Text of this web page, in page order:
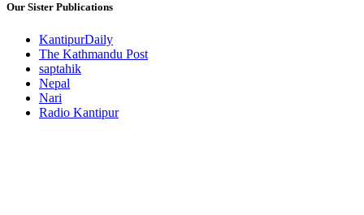
Our Sister Publications
KantipurDaily
The Kathmandu Post
saptahik
Nepal
Nari
Radio Kantipur